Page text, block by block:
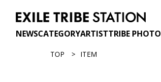
NEWSCATEGORYARTISTTRIBE PHOTO
TOP ITEM